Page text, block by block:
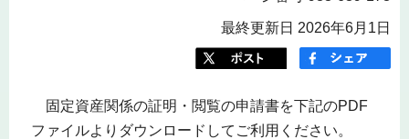
最終更新日 2026年6月1日
固定資産関係の証明・閲覧の申請書を下記のPDF
ファイルよりダウンロードしてご利用ください。